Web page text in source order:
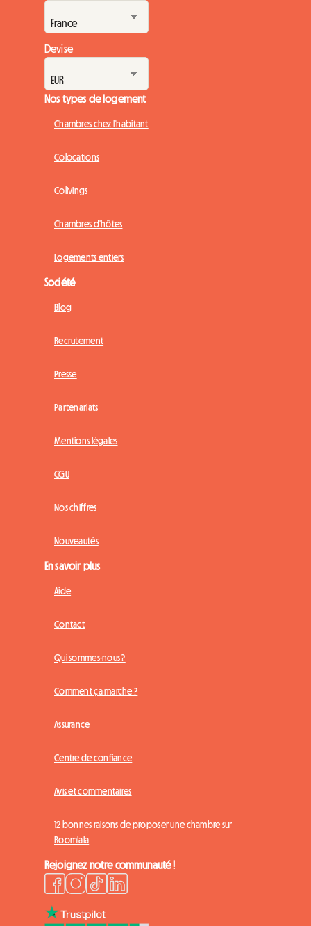
Devise
Nos types de logement
Chambres chez l'habitant
Colocations
Colivings
Chambres d'hôtes
Logements entiers
Société
Blog
Recrutement
Presse
Partenariats
Mentions légales
CGU
Nos chiffres
Nouveautés
En savoir plus
Aide
Contact
Qui sommes-nous ?
Comment ça marche ?
Assurance
Centre de confiance
Avis et commentaires
12 bonnes raisons de proposer une chambre sur
Roomlala
Rejoignez notre communauté !